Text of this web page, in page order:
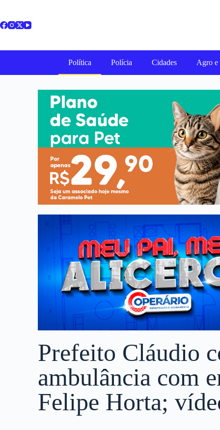
Política Polícia Cidades Agro e
Prefeito Cláudio
ambulância com
Felipe Horta;